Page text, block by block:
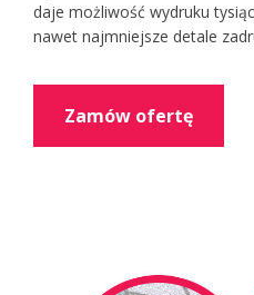
daje możliwość wydruku
nawet najmniejsze detale
Zamów ofertę